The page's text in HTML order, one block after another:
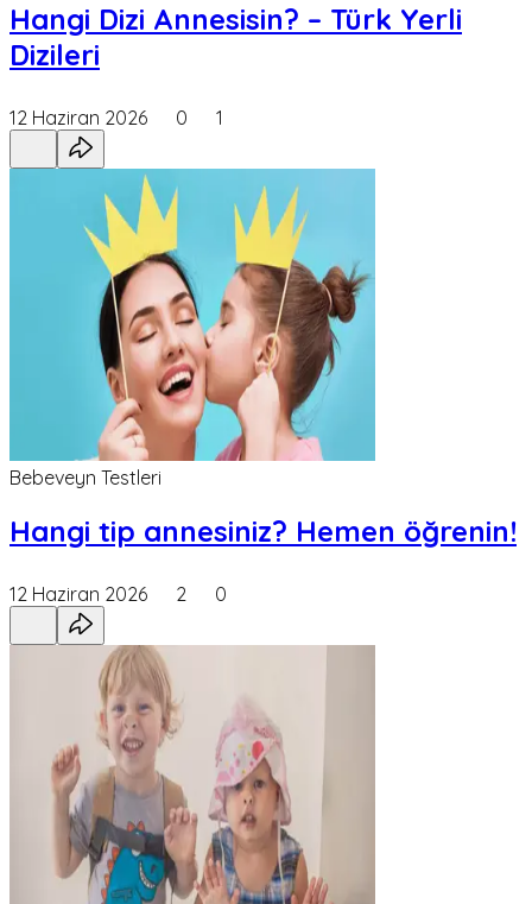
Hangi Dizi Annesisin? – Türk Yerli
Dizileri
12 Haziran 2026 0 1
Bebeveyn Testleri
Hangi tip annesiniz? Hemen öğrenin!
12 Haziran 2026 2 0